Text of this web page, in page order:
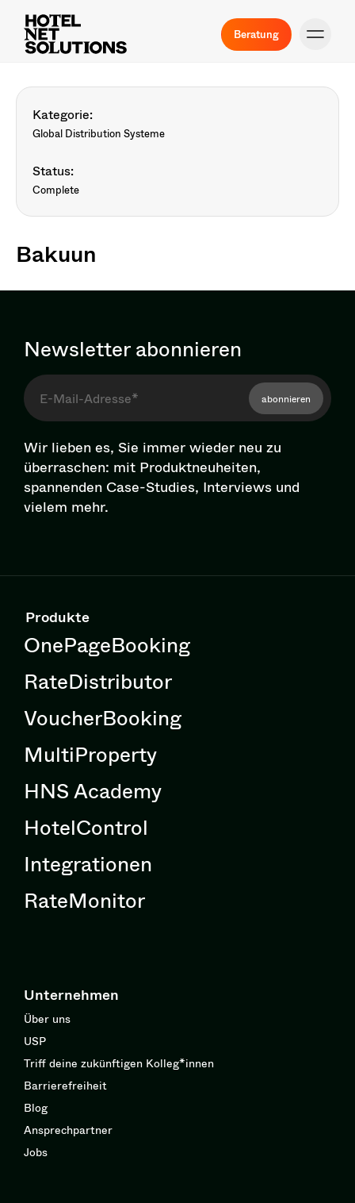
Beratung
Kategorie:
Global Distribution Systeme
Status:
Complete
Bakuun
Newsletter abonnieren
abonnieren
Wir lieben es, Sie immer wieder neu zu
überraschen: mit Pro­dukt­neu­hei­ten,
spannenden Case-Studies, Interviews und
vielem mehr.
Produkte
OnePageBooking
RateDistributor
VoucherBooking
MultiProperty
HNS Academy
HotelControl
Integrationen
RateMonitor
Unternehmen
Über uns
USP
Triff deine zukünftigen Kolleg*innen
Barrierefreiheit
Blog
Ansprechpartner
Jobs